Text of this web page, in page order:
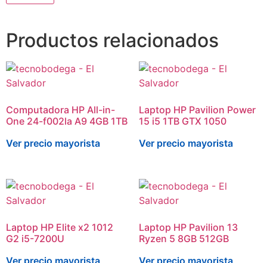
Productos relacionados
Computadora HP All-in-
One 24-f002la A9 4GB 1TB
Ver precio mayorista
Laptop HP Pavilion Power
15 i5 1TB GTX 1050
Ver precio mayorista
Laptop HP Elite x2 1012
G2 i5-7200U
Ver precio mayorista
Laptop HP Pavilion 13
Ryzen 5 8GB 512GB
Ver precio mayorista